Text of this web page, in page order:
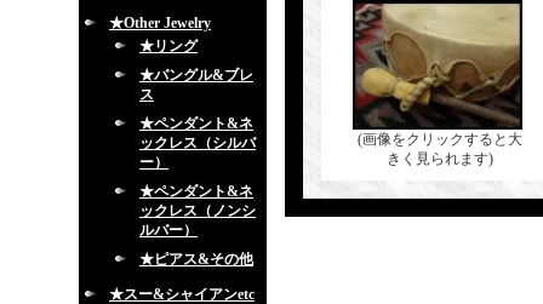
★Other Jewelry
★リング
★バングル&ブレ
ス
★ペンダント&ネ
ックレス（シルバ
ー）
★ペンダント&ネ
ックレス（ノンシ
ルバー）
★ピアス&その他
★スー&シャイアンetc
(画像をクリックすると大
きく見られます)